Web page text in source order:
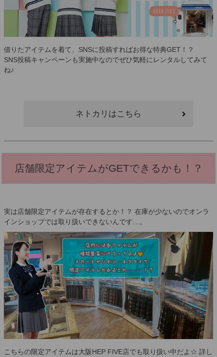
借りたアイテムを着て、SNSに投稿すればお得な特典GET！？
SNS投稿キャンペーンも実施中なのでぜひ気軽にレンタルしてみて
ね♪
ネトカリはこちら
店舗限定アイテムがGETできるかも！？
実は店舗限定アイテムが存在するとか！？ 在庫が少ないのでオンラ
インショップでは取り扱いできないんです…。
こちらの限定アイテムは大阪HEP FIVE店でも取り扱い中だよ☆ 詳し